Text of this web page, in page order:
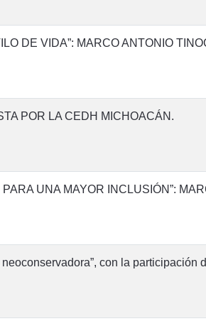
DE VIDA”: MARCO ANTONIO
POR LA CEDH MICHOACÁN.
UNA MAYOR INCLUSIÓN”:
con la participación